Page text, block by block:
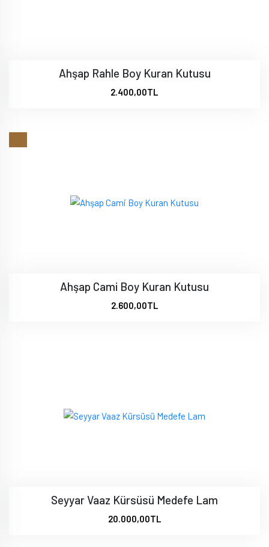
Ahşap Rahle Boy Kuran Kutusu
2.400,00TL
Ahşap Cami Boy Kuran Kutusu
2.600,00TL
Seyyar Vaaz Kürsüsü Medefe Lam
20.000,00TL